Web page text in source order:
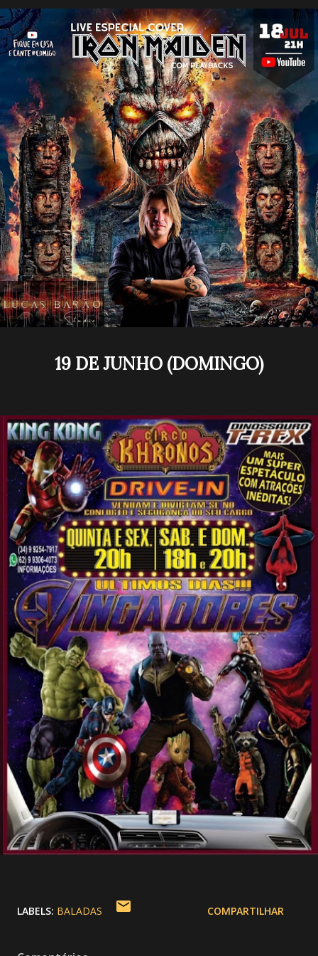
19 DE JUNHO (DOMINGO)
LABELS: BALADAS COMPARTILHAR